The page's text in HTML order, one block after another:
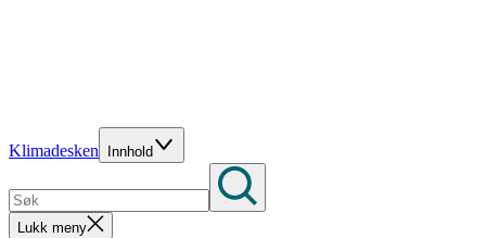
Klimadesken Innhold
Lukk meny